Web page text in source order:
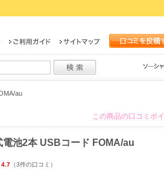
au
この商品の口コミポ
電池2本 USBコード FOMA/au
4.7 （3件の口コミ）